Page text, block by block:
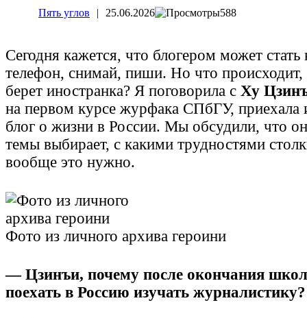
Пять углов | 25.06.2026 588
Сегодня кажется, что блогером может
телефон, снимай, пиши. Но что происходит,
берет иностранка? Я поговорила с Ху
на первом курсе журфака СПбГУ, приехала
блог о жизни в России. Мы обсудили, что
темы выбирает, с какими трудностями
вообще это нужно.
Фото из личного архива героини
— Цзинъи, почему после окончания
поехать в Россию изучать